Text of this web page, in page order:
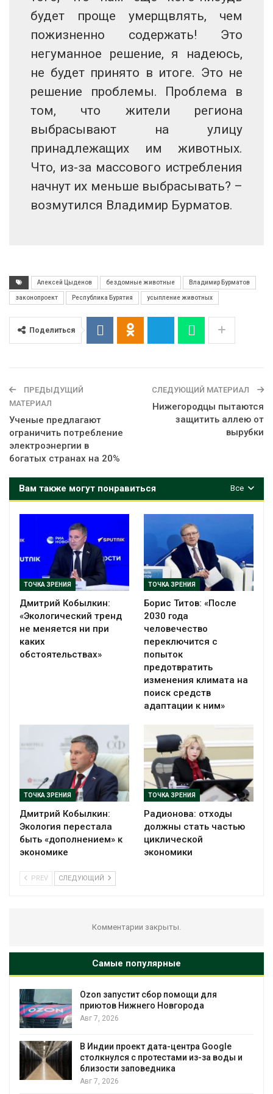
будет проще умерщвлять, чем
пожизненно содержать! Это
негуманное решение, я надеюсь,
не будет принято в итоге. Это не
решение проблемы. Проблема в
том, что жители региона
выбрасывают на улицу
принадлежащих им животных.
Что, из-за массового истребления
начнут их меньше выбрасывать? –
возмутился Владимир Бурматов.
Алексей Цыденов бездомные животные Владимир Бурматов
законопроект Республика Бурятия усыпление животных
Поделиться
ПРЕДЫДУЩИЙ
МАТЕРИАЛ
Ученые предлагают
ограничить потребление
электроэнергии в
богатых странах на 20%
СЛЕДУЮЩИЙ МАТЕРИАЛ
Нижегородцы пытаются
защитить аллею от
вырубки
Все
Вам также могут понравиться
ТОЧКА ЗРЕНИЯ
Дмитрий Кобылкин:
«Экологический тренд
не меняется ни при
каких
обстоятельствах»
ТОЧКА ЗРЕНИЯ
Борис Титов: «После
2030 года
человечество
переключится с
попыток
предотвратить
изменения климата на
поиск средств
адаптации к ним»
ТОЧКА ЗРЕНИЯ
Дмитрий Кобылкин:
Экология перестала
быть «дополнением» к
экономике
ТОЧКА ЗРЕНИЯ
Радионова: отходы
должны стать частью
циклической
экономики
PREV СЛЕДУЮЩИЙ
Комментарии закрыты.
Самые популярные
для
Google
из-за воды и
Солнечные панели над
позволяют одновременно
Дождевая вода с крыш